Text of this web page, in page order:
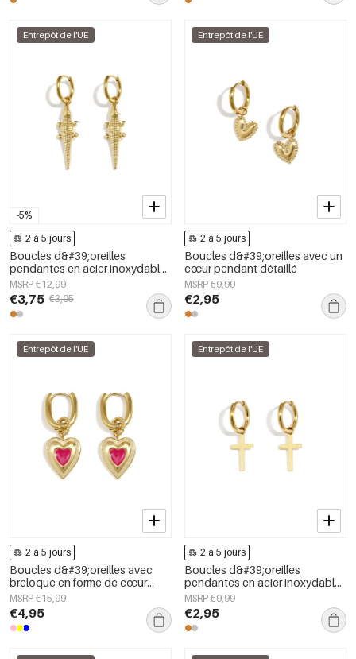
-5%
Entrepôt de l'UE
2 à 5 jours
Boucles d&#39;oreilles
pendantes en acier inoxydable,
motif animal, collection Daily
Simple, bijoux pour femmes
MSRP €12,99
€3,75 €3,95
Entrepôt de l'UE
2 à 5 jours
Boucles d&#39;oreilles avec un
cœur pendant détaillé
MSRP €9,99
€2,95
Entrepôt de l'UE
2 à 5 jours
Boucles d&#39;oreilles avec
breloque en forme de cœur
coloré
MSRP €15,99
€4,95
Entrepôt de l'UE
2 à 5 jours
Boucles d&#39;oreilles
pendantes en acier inoxydable,
style croix, collection Daily
Simple, bijoux pour femmes
MSRP €9,99
€2,95